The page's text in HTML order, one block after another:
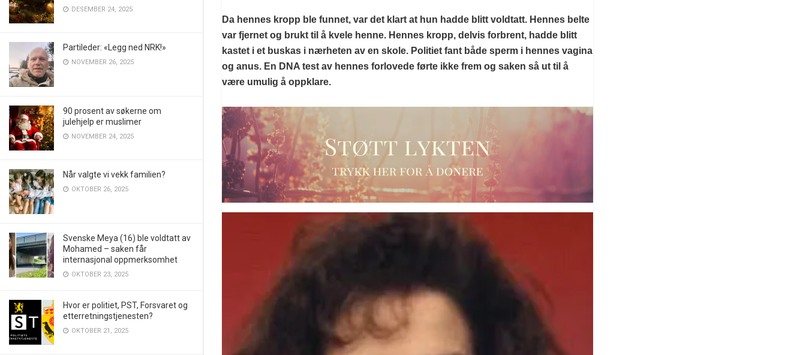
DESEMBER 24, 2025
Partileder: «Legg ned NRK!»
NOVEMBER 26, 2025
90 prosent av søkerne om
julehjelp er muslimer
NOVEMBER 24, 2025
Når valgte vi vekk familien?
OKTOBER 26, 2025
Svenske Meya (16) ble voldtatt av
Mohamed – saken får
internasjonal oppmerksomhet
OKTOBER 23, 2025
Hvor er politiet, PST, Forsvaret og
etterretningstjenesten?
OKTOBER 21, 2025
Da hennes kropp ble funnet, var det klart at hun hadde blitt voldtatt. Hennes belte
var fjernet og brukt til å kvele henne. Hennes kropp, delvis forbrent, hadde blitt
kastet i et buskas i nærheten av en skole. Politiet fant både sperm i hennes vagina
og anus. En DNA test av hennes forlovede førte ikke frem og saken så ut til å
være umulig å oppklare.